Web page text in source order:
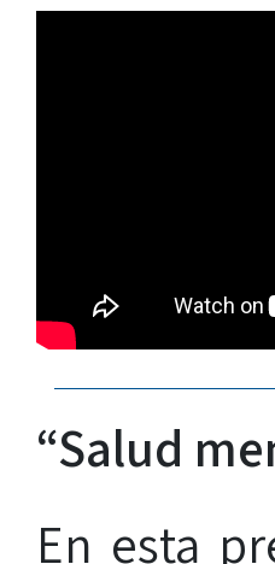
“Salud
En esta